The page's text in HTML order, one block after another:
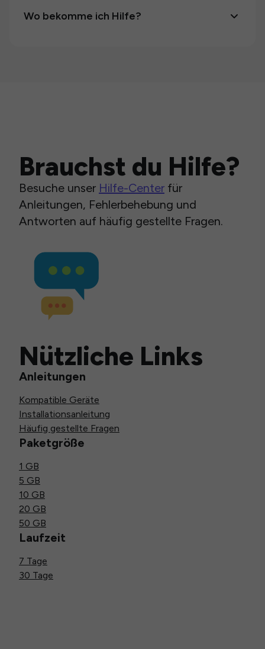
Wo bekomme ich Hilfe?
Brauchst du Hilfe?
Besuche unser Hilfe-Center für
Anleitungen, Fehlerbehebung und
Antworten auf häufig gestellte Fragen.
Nützliche Links
Anleitungen
Kompatible Geräte
Installationsanleitung
Häufig gestellte Fragen
Paketgröße
1 GB
5 GB
10 GB
20 GB
50 GB
Laufzeit
7 Tage
30 Tage